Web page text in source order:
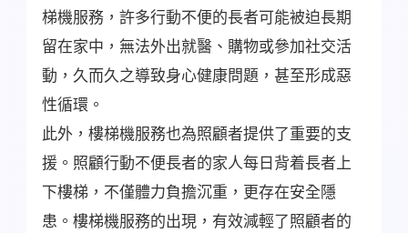
梯機服務，許多行動不便的長者可能被迫長期
留在家中，無法外出就醫、購物或參加社交活
動，久而久之導致身心健康問題，甚至形成惡
性循環。
此外，樓梯機服務也為照顧者提供了重要的支
援。照顧行動不便長者的家人每日背着長者上
下樓梯，不僅體力負擔沉重，更存在安全隱
患。樓梯機服務的出現，有效減輕了照顧者的